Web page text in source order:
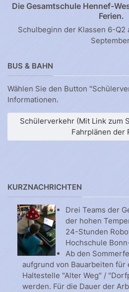
Die Gesamtschule Hennef-
Ferien.
Schulbeginn der Klassen 6-Q2
BUS & BAHN
Wählen Sie den Button
Informationen.
Schülerverkehr (Mit Link zum
Fahrplänen der
KURZNACHRICHTEN
Drei Teams der
der hohen
24-Stunden
Hochschule
Ab den
aufgrund von Bauarbeiten für
Haltestelle "Alter Weg" /
werden. Für die Dauer der